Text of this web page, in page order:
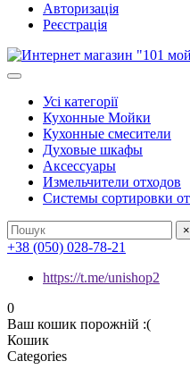
Авторизація
Реєстрація
Усі категорії
Кухонные Мойки
Кухонные cмесители
Духовые шкафы
Аксессуары
Измельчители отходов
Системы сортировки
×
+38 (050) 028-78-21
https://t.me/unishop2
0
Ваш кошик порожній :(
Кошик
Categories